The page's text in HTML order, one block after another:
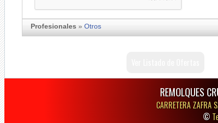
Profesionales » Otros
REMOLQUES
CARRETERA
©